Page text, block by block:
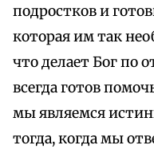
подростков и
которая им так
что делает Бог по
всегда готов
мы являемся
тогда, когда мы